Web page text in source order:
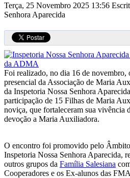
Terça, 25 Novembro 2025 13:56
Senhora Aparecida
Foi realizado, no dia 16 de novembro,
presencial da Associação de Maria
da Inspetoria Nossa Senhora
participação de 15 Filhas de Maria
noviça, que fortaleceram sua vivência
devoção a Maria Auxiliadora.
O encontro foi promovido pelo
Inspetoria Nossa Senhora Aparecida,
outros grupos da Família Salesiana
Cooperadores e os Ex-alunos das